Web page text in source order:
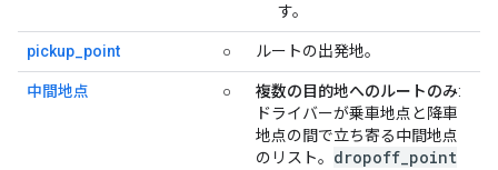
す。
pickup_point ○ ルートの出発地。
中間地点 ○ 複数の目的地へのルートのみ:
ドライバーが乗車地点と降車
地点の間で立ち寄る中間地点
のリスト。 dropoff_point